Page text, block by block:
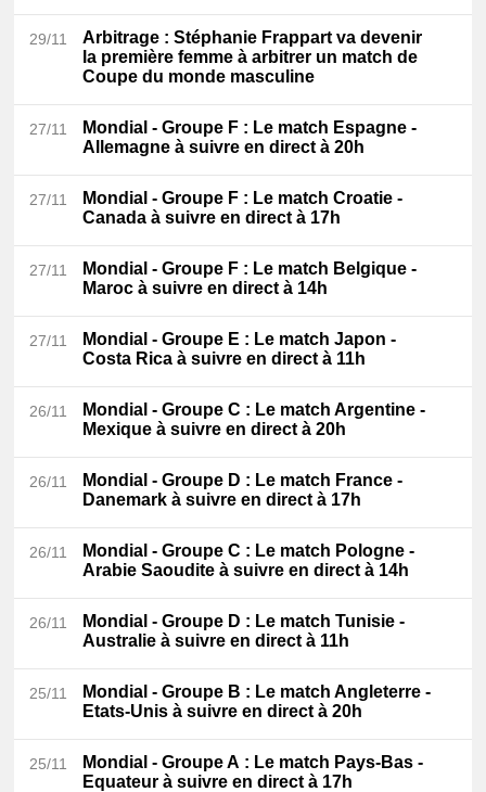
29/11 Arbitrage : Stéphanie Frappart va devenir
la première femme à arbitrer un match de
Coupe du monde masculine
27/11 Mondial - Groupe F : Le match Espagne -
Allemagne à suivre en direct à 20h
27/11 Mondial - Groupe F : Le match Croatie -
Canada à suivre en direct à 17h
27/11 Mondial - Groupe F : Le match Belgique -
Maroc à suivre en direct à 14h
27/11 Mondial - Groupe E : Le match Japon -
Costa Rica à suivre en direct à 11h
26/11 Mondial - Groupe C : Le match Argentine -
Mexique à suivre en direct à 20h
26/11 Mondial - Groupe D : Le match France -
Danemark à suivre en direct à 17h
26/11 Mondial - Groupe C : Le match Pologne -
Arabie Saoudite à suivre en direct à 14h
26/11 Mondial - Groupe D : Le match Tunisie -
Australie à suivre en direct à 11h
25/11 Mondial - Groupe B : Le match Angleterre -
Etats-Unis à suivre en direct à 20h
25/11 Mondial - Groupe A : Le match Pays-Bas -
Equateur à suivre en direct à 17h